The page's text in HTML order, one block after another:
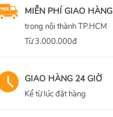
MIỄN PHÍ GIAO HÀNG
trong nội thành TP.HCM
Từ 3.000.000đ
GIAO HÀNG 24 GIỜ
Kể từ lúc đặt hàng